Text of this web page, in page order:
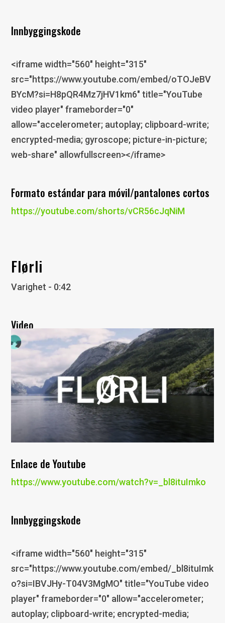
Innbyggingskode
<iframe width="560" height="315"
src="https://www.youtube.com/embed/oTOJeBV
BYcM?si=H8pQR4Mz7jHV1km6" title="YouTube
video player" frameborder="0"
allow="accelerometer; autoplay; clipboard-write;
encrypted-media; gyroscope; picture-in-picture;
web-share" allowfullscreen></iframe>
Formato estándar para móvil/pantalones cortos
https://youtube.com/shorts/vCR56cJqNiM
Flørli
Varighet - 0:42
Video
Enlace de Youtube
https://www.youtube.com/watch?v=_bl8ituImko
Innbyggingskode
<iframe width="560" height="315"
src="https://www.youtube.com/embed/_bl8ituImk
o?si=IBVJHy-T04V3MgMO" title="YouTube video
player" frameborder="0" allow="accelerometer;
autoplay; clipboard-write; encrypted-media;